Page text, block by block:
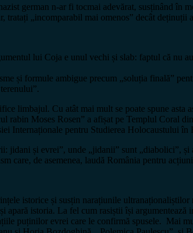
german n-ar fi tocmai adevărat, susținând în
tratați „incomparabil mai omenos” decât
lui Coja e unul vechi și slab: faptul că nu
și formule ambigue precum „soluția finală”
limbajul. Cu atât mai mult se poate spune
rabin Moses Rosen” a afișat pe Templul Coral
Internaționale pentru Studierea Holocaustului în
jidani și evrei”, unde „jidanii” sunt „diabolici”,
care, de asemenea, laudă România pentru
istorice și susțin narațiunile
istoria. La fel cum rasiștii își
puținilor evrei care le confirmă spusele. Mai